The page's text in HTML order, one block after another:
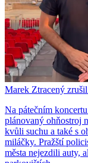
Marek Ztracený
Na pátečním
plánovaný ohňostroj
kvůli suchu a také s
miláčky. Pražští
města nejezdili auty,